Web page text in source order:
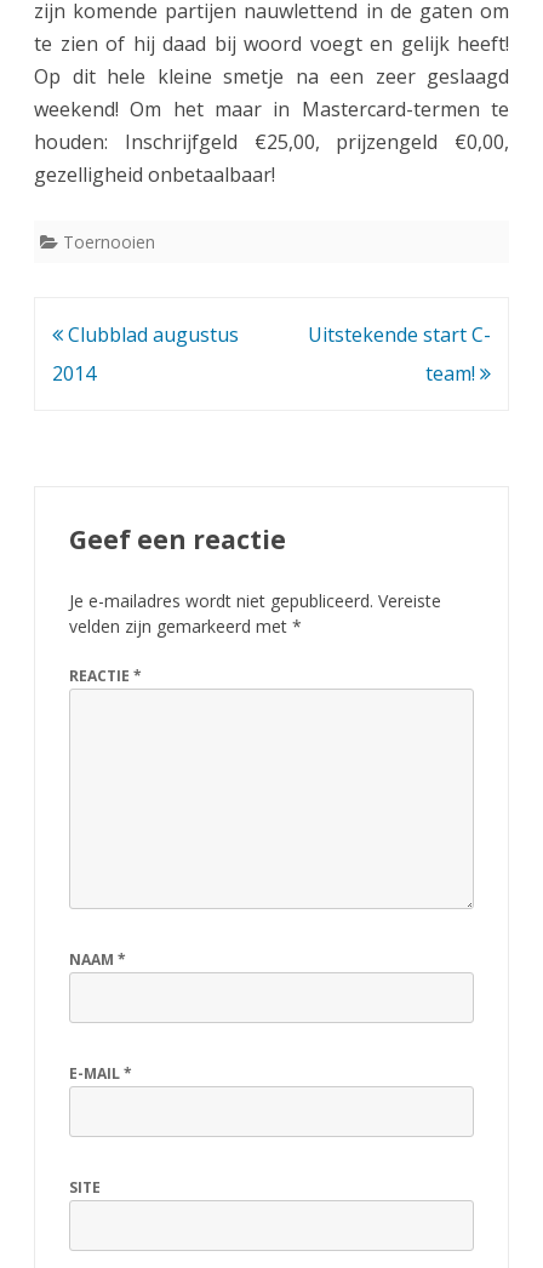
zijn komende partijen nauwlettend in de gaten om
te zien of hij daad bij woord voegt en gelijk heeft!
Op dit hele kleine smetje na een zeer geslaagd
weekend! Om het maar in Mastercard-termen te
houden: Inschrijfgeld €25,00, prijzengeld €0,00,
gezelligheid onbetaalbaar!
Toernooien
Bericht
navigatie
Clubblad augustus
2014
Uitstekende start C-
team!
Geef een reactie
Je e-mailadres wordt niet gepubliceerd. Vereiste
velden zijn gemarkeerd met *
REACTIE *
NAAM *
E-MAIL*
SITE